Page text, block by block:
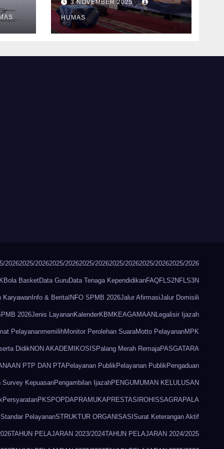
Grabag
3 NOVEMBER 2025
HUMAS
20262025/20262025/20262025/20262025/20262025/20262025/2026
Bola BasketData GuruData Tenaga KependidikanFAQFLS2N FLS3N
Karyawan Info & BeritaINFO SPMB 2026Jalur AfirmasiJalur Domisili
2026Jenis LayananKalenderKBM KEAGAMAAN Legalisir Ijazah
PelayananmemilihMonitor Perolehan SuaraMotto PelayananMPK
DidikNON AKADEMIKOSIS Palang Merah RemajaPASGATARA
PTP DAN PTAPelayanan PublikPelayanan PublikPengaduan
Survey KepuasanPengambilan IjazahPENGUMUMAN KELULUSAN
PersyaratanPKS POPDAPRAMUKAPRESTASI ROHISSAGRAPALA
Standar PelayananSTRUKTUR ORGANISASI Surat Keterangan Aktif
TAHUN PELAJARAN 2023/2024TAHUN PELAJARAN 2024/2025